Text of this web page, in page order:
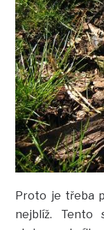
Proto je třeba
nejblíž. Tento